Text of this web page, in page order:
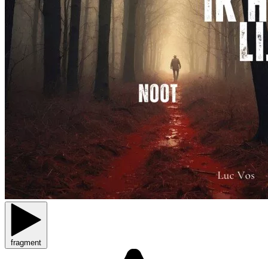
fragment